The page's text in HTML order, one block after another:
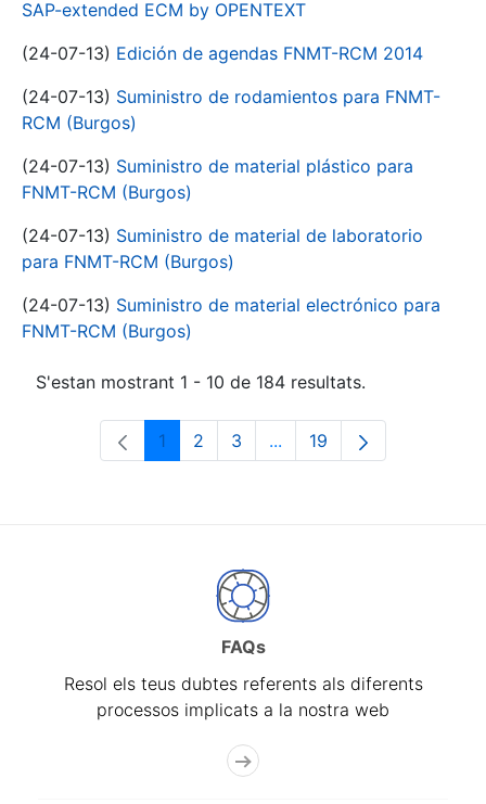
SAP-extended ECM by OPENTEXT
(24-07-13) Edición de agendas FNMT-RCM 2014
(24-07-13) Suministro de rodamientos para FNMT-
RCM (Burgos)
(24-07-13) Suministro de material plástico para
FNMT-RCM (Burgos)
(24-07-13) Suministro de material de laboratorio
para FNMT-RCM (Burgos)
(24-07-13) Suministro de material electrónico para
FNMT-RCM (Burgos)
S'estan mostrant 1 - 10 de 184 resultats.
Pàgina
1 Pàgina
2 Pàgina
3 ...Pàgines intermèdies
Pàgina
19
FAQs
Resol els teus dubtes referents als diferents
processos implicats a la nostra web